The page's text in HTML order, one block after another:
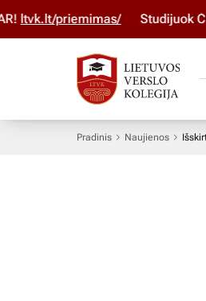
priemimas/ Studijuok ČIA ir
Pradinis Naujienos